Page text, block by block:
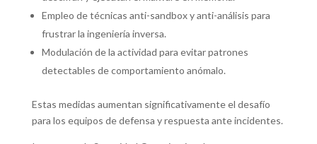
Empleo de técnicas anti-sandbox y anti-análisis para
frustrar la ingeniería inversa.
Modulación de la actividad para evitar patrones
detectables de comportamiento anómalo.
Estas medidas aumentan significativamente el desafío
para los equipos de defensa y respuesta ante incidentes.